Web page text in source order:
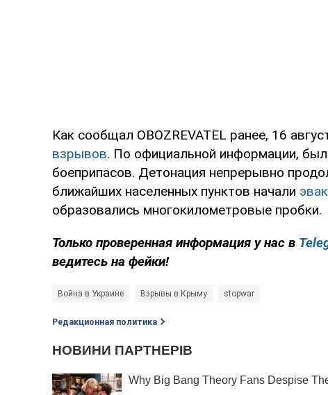
Как сообщал OBOZREVATEL ранее, 16
взрывов. По официальной информации,
боеприпасов. Детонация непрерывно
ближайших населенных пунктов начали
образовались многокилометровые пробки.
Только проверенная информация у нас в
ведитесь на фейки!
Война в Украине Взрывы в Крыму stopwar
Редакционная политика